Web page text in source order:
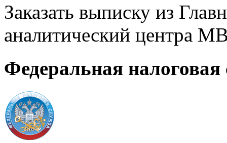
Заказать выписку из
аналитический центра
Федеральная налоговая